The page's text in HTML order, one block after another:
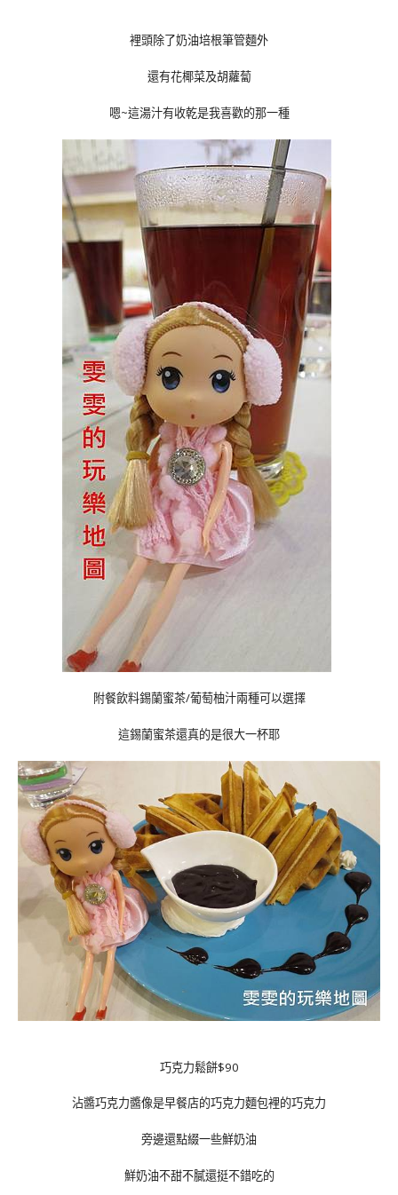
裡頭除了奶油培根筆管麵外
還有花椰菜及胡蘿蔔
嗯~這湯汁有收乾是我喜歡的那一種
附餐飲料錫蘭蜜茶/葡萄柚汁兩種可以選擇
這錫蘭蜜茶還真的是很大一杯耶
巧克力鬆餅$90
沾醬巧克力醬像是早餐店的巧克力麵包裡的巧克力
旁邊還點綴一些鮮奶油
鮮奶油不甜不膩還挺不錯吃的